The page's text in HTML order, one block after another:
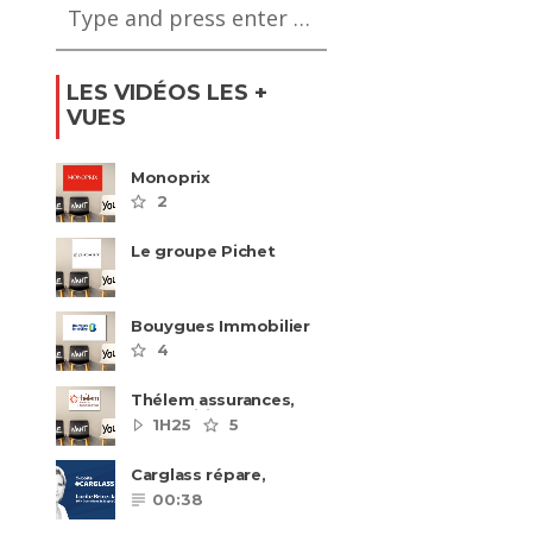
LES VIDÉOS LES +
VUES
Monoprix
2
Le groupe Pichet
Bouygues Immobilier
recrute autour de 8
pôles métiers
4
Thélem assurances,
une politique RH
ambitieuse
1H25 5
Carglass répare,
Carglass remplace et
Carglass embauche
00:38